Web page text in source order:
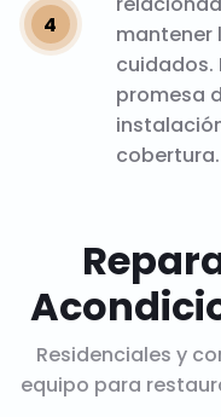
mantener
cuidados.
promesa
cobertura.
Residenciales y
equipo para